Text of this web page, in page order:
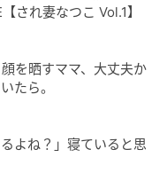
がかなり楽しい！
ジを埋めていくと、
いになります。
眺めると不思議と
され妻なつこ Vol.1】
を晒すママ、大丈夫か
たら。
よね？」寝ていると思